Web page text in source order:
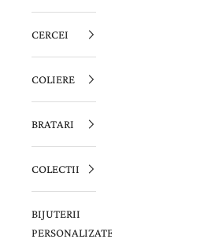
CERCEI
COLIERE
BRATARI
COLECTII
BIJUTERII
PERSONALIZATE